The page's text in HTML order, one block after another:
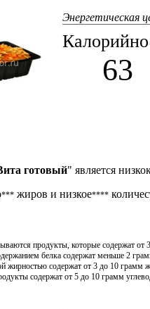
Энергетическая
63
готовый" является
***жиров и низкое****
продукты, которые содержат от
белка содержат меньше 2
жирностью содержат от 3 до 10 грамм
содержат от 5 до 10 грамм